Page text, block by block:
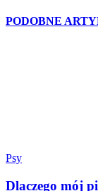
PODOBNE
Psy
Dlaczego mój